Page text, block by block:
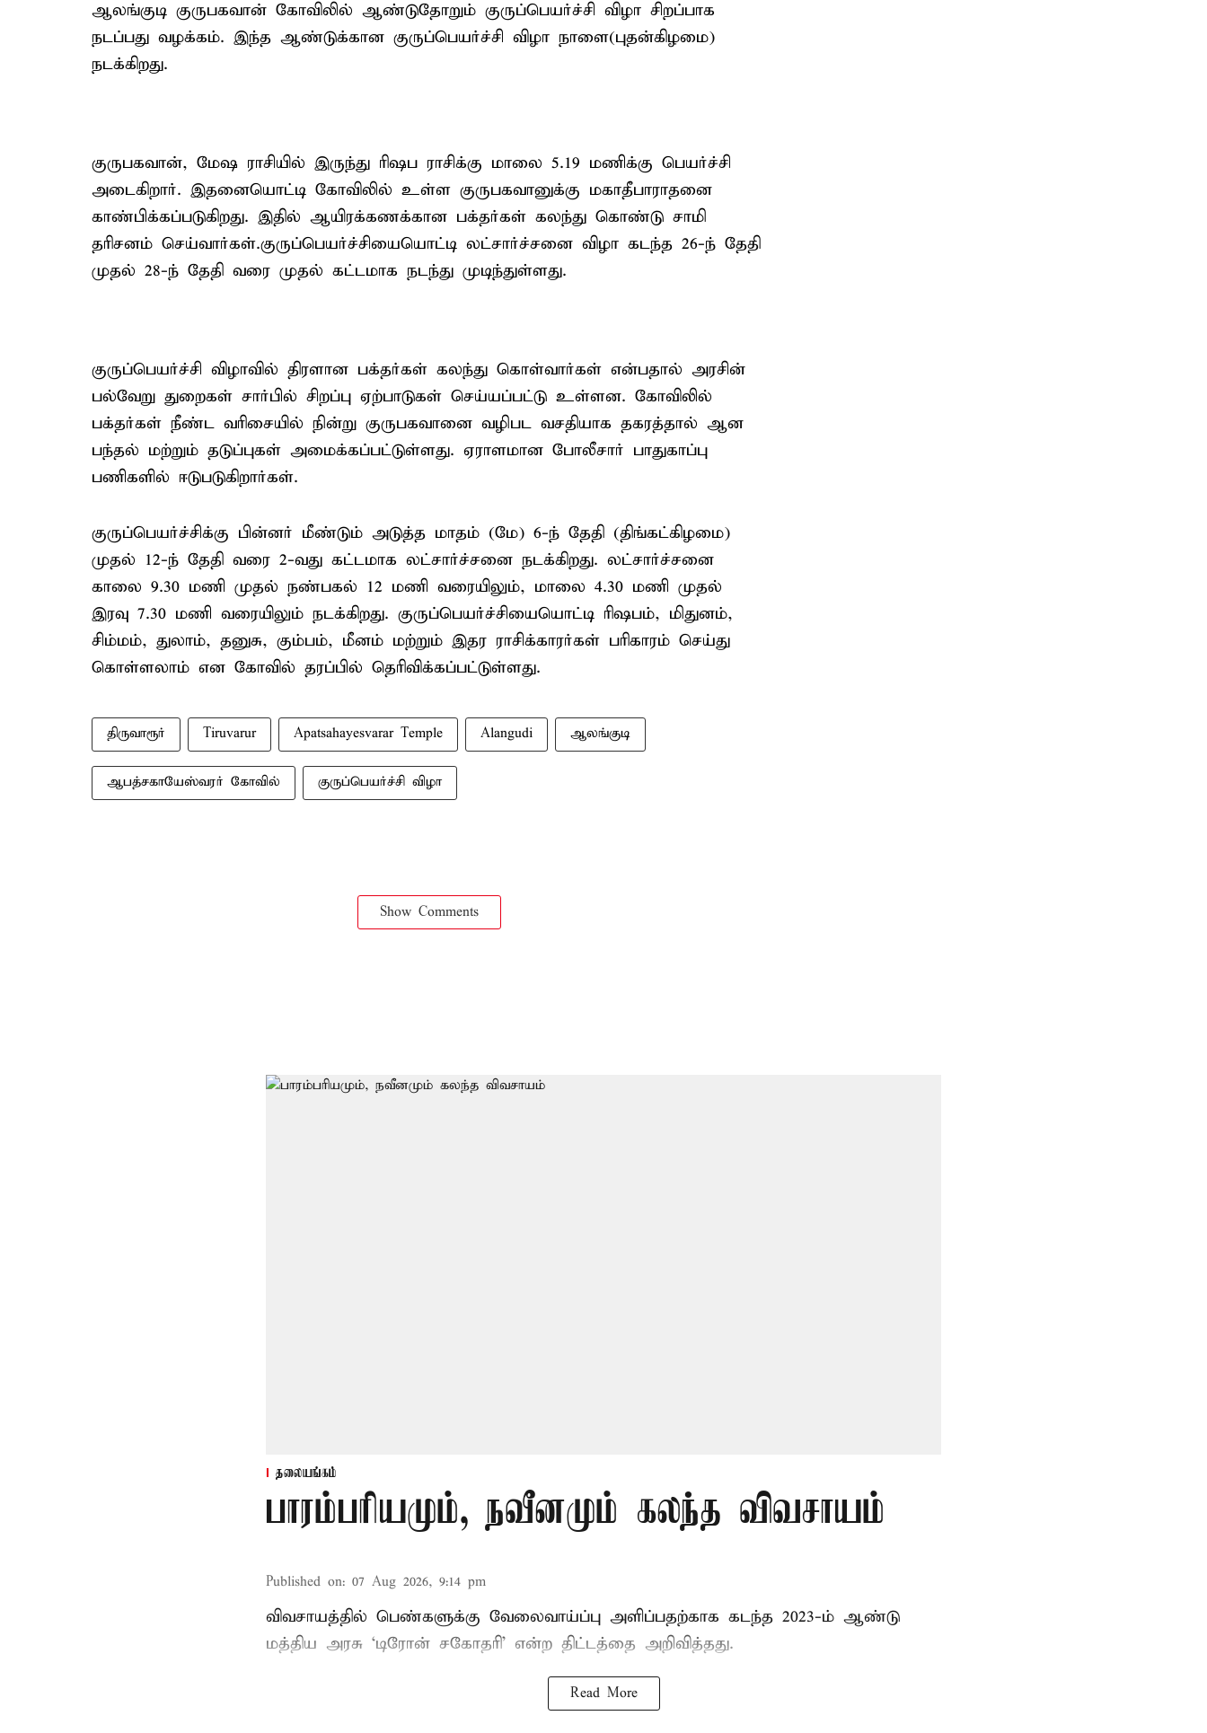
ஆலங்குடி குருபகவான் கோவிலில் ஆண்டுதோறும் குருப்பெயர்ச்சி விழா சிறப்பாக
நடப்பது வழக்கம். இந்த ஆண்டுக்கான குருப்பெயர்ச்சி விழா நாளை(புதன்கிழமை)
நடக்கிறது.
குருபகவான், மேஷ ராசியில் இருந்து ரிஷப ராசிக்கு மாலை 5.19 மணிக்கு பெயர்ச்சி
அடைகிறார். இதனையொட்டி கோவிலில் உள்ள குருபகவானுக்கு மகாதீபாராதனை
காண்பிக்கப்படுகிறது. இதில் ஆயிரக்கணக்கான பக்தர்கள் கலந்து கொண்டு சாமி
தரிசனம் செய்வார்கள்.குருப்பெயர்ச்சியையொட்டி லட்சார்ச்சனை விழா கடந்த 26-ந் தேதி
முதல் 28-ந் தேதி வரை முதல் கட்டமாக நடந்து முடிந்துள்ளது.
குருப்பெயர்ச்சி விழாவில் திரளான பக்தர்கள் கலந்து கொள்வார்கள் என்பதால் அரசின்
பல்வேறு துறைகள் சார்பில் சிறப்பு ஏற்பாடுகள் செய்யப்பட்டு உள்ளன. கோவிலில்
பக்தர்கள் நீண்ட வரிசையில் நின்று குருபகவானை வழிபட வசதியாக தகரத்தால் ஆன
பந்தல் மற்றும் தடுப்புகள் அமைக்கப்பட்டுள்ளது. ஏராளமான போலீசார் பாதுகாப்பு
பணிகளில் ஈடுபடுகிறார்கள்.
குருப்பெயர்ச்சிக்கு பின்னர் மீண்டும் அடுத்த மாதம் (மே) 6-ந் தேதி (திங்கட்கிழமை)
முதல் 12-ந் தேதி வரை 2-வது கட்டமாக லட்சார்ச்சனை நடக்கிறது. லட்சார்ச்சனை
காலை 9.30 மணி முதல் நண்பகல் 12 மணி வரையிலும், மாலை 4.30 மணி முதல்
இரவு 7.30 மணி வரையிலும் நடக்கிறது. குருப்பெயர்ச்சியையொட்டி ரிஷபம், மிதுனம்,
சிம்மம், துலாம், தனுசு, கும்பம், மீனம் மற்றும் இதர ராசிக்காரர்கள் பரிகாரம் செய்து
கொள்ளலாம் என கோவில் தரப்பில் தெரிவிக்கப்பட்டுள்ளது.
திருவாரூர் Tiruvarur Apatsahayesvarar Temple Alangudi ஆலங்குடி
ஆபத்சகாயேஸ்வரர் கோவில் குருப்பெயர்ச்சி விழா
Show Comments
தலையங்கம்
பாரம்பரியமும், நவீனமும் கலந்த விவசாயம்
Published on: 07 Aug 2026, 9:14 pm
விவசாயத்தில் பெண்களுக்கு வேலைவாய்ப்பு அளிப்பதற்காக கடந்த 2023-ம் ஆண்டு
மத்திய அரசு ‘டிரோன் சகோதரி’ என்ற திட்டத்தை அறிவித்தது.
Read More